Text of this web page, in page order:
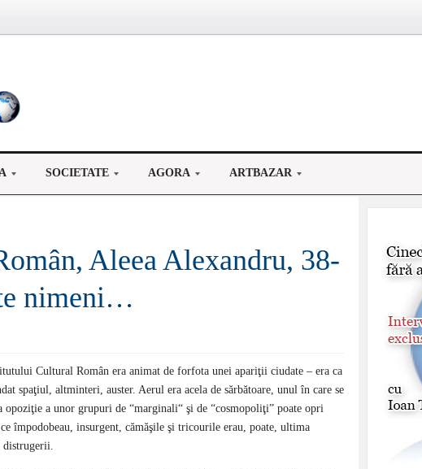
SOCIETATE AGORA ARTBAZAR
Aleea Alexandru, 38-
nimeni…
Cultural Român era animat de forfota unei apariţii ciudate – era ca
spaţiul, altminteri, auster. Aerul era acela de sărbătoare, unul în care se
opoziţie a unor grupuri de “marginali“ şi de “cosmopoliţi” poate opri
împodobeau, insurgent, cămăşile şi tricourile erau, poate, ultima
distrugerii.